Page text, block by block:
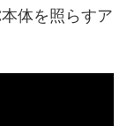
体を照らすア